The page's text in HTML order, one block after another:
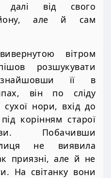
далі від свого
але й сам
вітром
розшукувати
її в
він по сліду
сухої нори, вхід до
корінням старої
Побачивши
не виявила
приязні, але й не
На світанку вони